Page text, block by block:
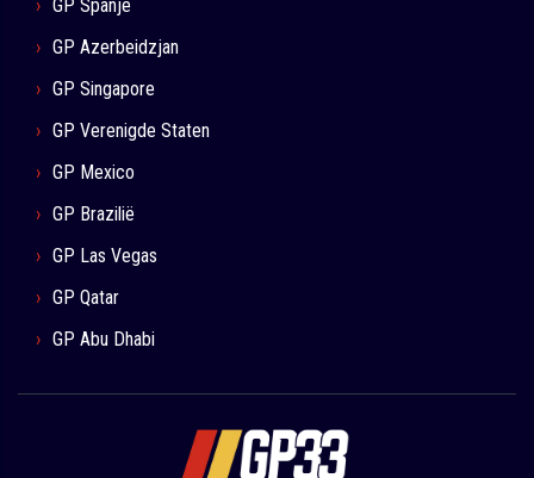
GP Spanje
GP Azerbeidzjan
GP Singapore
GP Verenigde Staten
GP Mexico
GP Brazilië
GP Las Vegas
GP Qatar
GP Abu Dhabi